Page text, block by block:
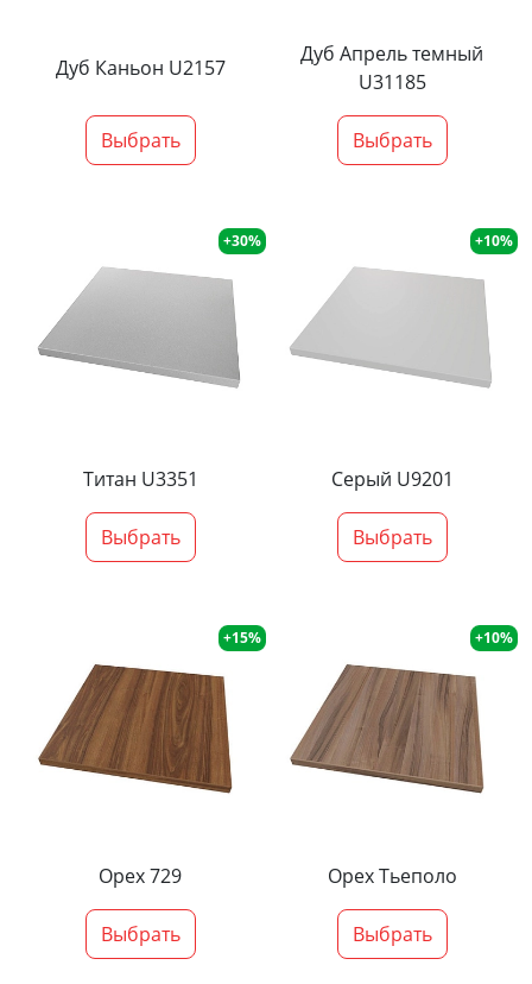
Дуб Каньон U2157
Выбрать
Дуб Апрель темный
U31185
Выбрать
+30%
Титан U3351
Выбрать
+10%
Серый U9201
Выбрать
+15%
Орех 729
Выбрать
+10%
Орех Тьеполо
Выбрать